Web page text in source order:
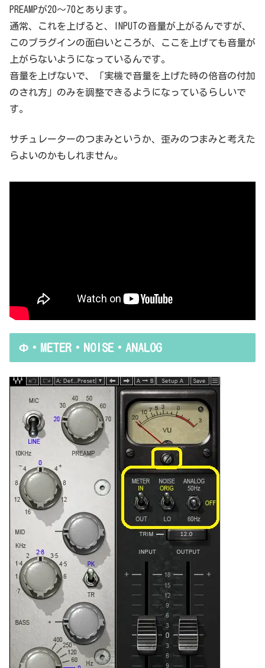
PREAMPが20～70とあります。
通常、これを上げると、INPUTの音量が上がるんですが、
このプラグインの面白いところが、ここを上げても音量が
上がらないようになっているんです。
音量を上げないで、「実機で音量を上げた時の倍音の付加
のされ方」のみを調整できるようになっているらしいで
す。
サチュレーターのつまみというか、歪みのつまみと考えた
らよいのかもしれません。
Φ・METER・NOISE・ANALOG